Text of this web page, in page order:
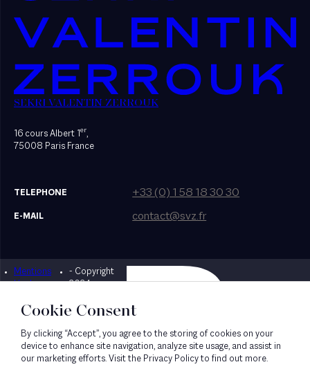
SEKRI VALENTIN ZERROUK
16 cours Albert 1er,
75008 Paris France
TELEPHONE +33 (0) 1 58 18 30 30
E-MAIL contact@svz.fr
Mentions
légales
- Copyright
2024
Designed by Bonhomme
Cookie Consent
By clicking “Accept”, you agree to the storing of cookies on your
device to enhance site navigation, analyze site usage, and assist in
our marketing efforts. Visit the Privacy Policy to find out more.